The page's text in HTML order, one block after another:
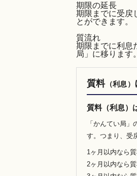
期限の延長
期限までに受戻
とができます。
質流れ
期限までに利息
局」に移ります
質料（利息）
質料（利息）
「かんてい局
す。つまり、受
1ヶ月以内なら
2ヶ月以内なら